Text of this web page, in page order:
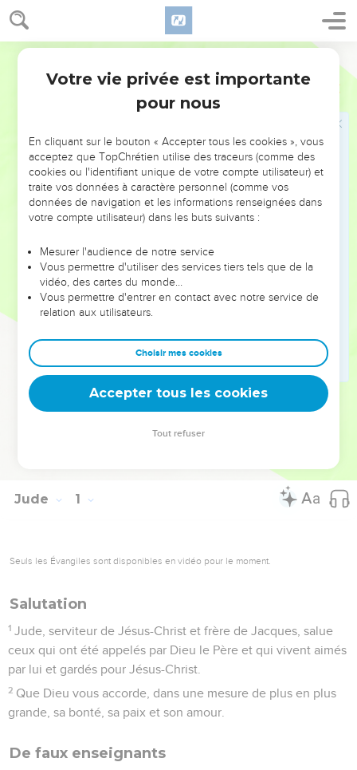
Jude Introduction
Christ » (1.1).
Une des caractéristiques du texte de Jude est sa parenté
avec la deuxième lettre de Pierre : les versets 6 à 13 se
retrouvent, idée et vocabulaire, en 2 Pierre 2.
contre ceux qui « travestissent en débauche la grâce de
Dieu en reniant Jésus-Christ » (3-4) ; l’auteur donne des
exemples de jugement dans l’histoire du salut (*Sodome et
*Gomorrhe, révolte de Qoré) (5-16). Certains de ces
exemples ne se trouvent pas dans les textes bibliques mais
« Mais vous, mes chers amis... » (17 et 20) continue Jude :
après le sombre tableau du jugement passé et futur, Jude
demande d’user d’amour envers les égarés : « ayez de la
La lettre se termine par une admirable prière à la gloire de
Dieu (25).
permission. All rights reserved worldwide.
Jude 1
Seuls les Évangiles sont disponibles en vidéo pour le moment.
Salutation
1 Jude, serviteur de Jésus-Christ et frère de Jacques, salue
ceux qui ont été appelés par Dieu le Père et qui vivent aimés
par lui et gardés pour Jésus-Christ.
2 Que Dieu vous accorde, dans une mesure de plus en plus
grande, sa bonté, sa paix et son amour.
De faux enseignants
Votre vie privée est importante
pour nous
En cliquant sur le bouton « Accepter tous les cookies », vous
acceptez que TopChrétien utilise des traceurs (comme des
cookies ou l'identifiant unique de votre compte utilisateur) et
traite vos données à caractère personnel (comme vos
données de navigation et les informations renseignées dans
votre compte utilisateur) dans les buts suivants :
Mesurer l'audience de notre service
Vous permettre d'utiliser des services tiers tels que de la
vidéo, des cartes du monde…
Vous permettre d'entrer en contact avec notre service de
relation aux utilisateurs.
Choisir mes cookies
Accepter tous les cookies
Tout refuser